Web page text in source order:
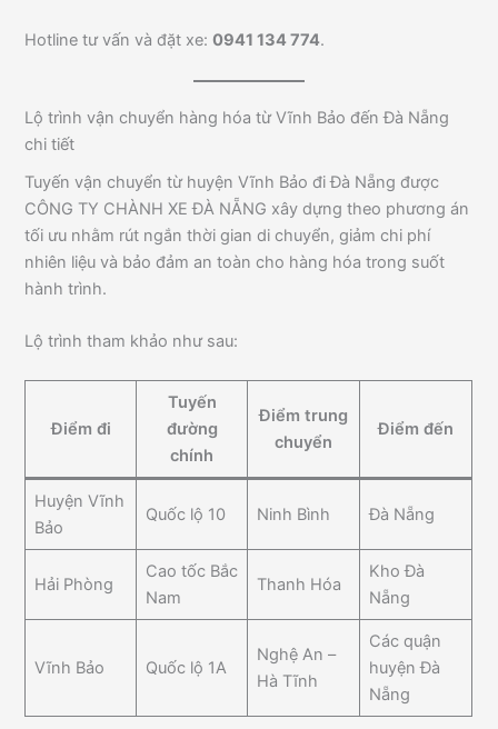
Hotline tư vấn và đặt xe:0941 134 774.
Lộ trình vận chuyển hàng hóa từ Vĩnh Bảo đến Đà Nẵng
chi tiết
Tuyến vận chuyển từ huyện Vĩnh Bảo đi Đà Nẵng được
CÔNG TY CHÀNH XE ĐÀ NẴNG xây dựng theo phương án
tối ưu nhằm rút ngắn thời gian di chuyển, giảm chi phí
nhiên liệu và bảo đảm an toàn cho hàng hóa trong suốt
hành trình.
Lộ trình tham khảo như sau:
Điểm đi
Tuyến
đường
chính
Điểm trung
chuyển
Điểm đến
Huyện Vĩnh
Bảo
Quốc lộ 10 Ninh Bình Đà Nẵng
Hải Phòng
Cao tốc Bắc
Nam
Thanh Hóa
Kho Đà
Nẵng
Vĩnh Bảo Quốc lộ 1A
Nghệ An –
Hà Tĩnh
Các quận
huyện Đà
Nẵng